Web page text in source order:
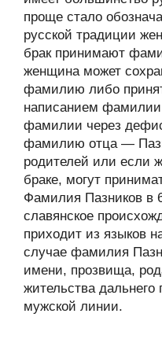
проще стало
русской традиции
брак принимают
женщина может
фамилию либо
написанием
фамилии через
фамилию отца —
родителей или если
браке, могут
Фамилия Пазников в
славянское
приходит из языков
случае фамилия
имени, прозвища,
жительства дальнего
мужской линии.